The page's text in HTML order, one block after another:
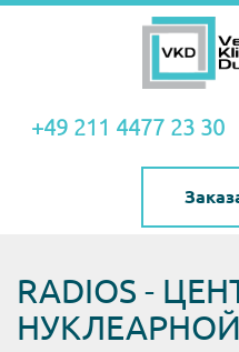
+49 211 4477 23 30
RADIOS -